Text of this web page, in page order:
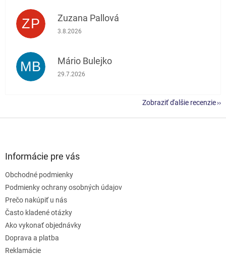
ZP Zuzana Pallová
Hodnotenie obchodu je 5 z 5 hviezdičiek.
3.8.2026
MB Mário Bulejko
Hodnotenie obchodu je 5 z 5 hviezdičiek.
29.7.2026
Zobraziť ďalšie recenzie
Informácie pre vás
Obchodné podmienky
Podmienky ochrany osobných údajov
Prečo nakúpiť u nás
Často kladené otázky
Ako vykonať objednávky
Doprava a platba
Reklamácie